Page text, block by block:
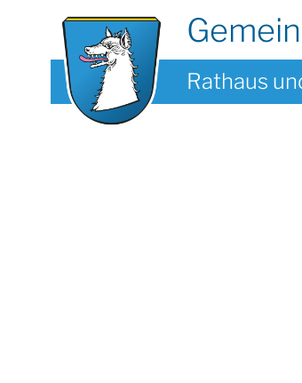
Rathaus